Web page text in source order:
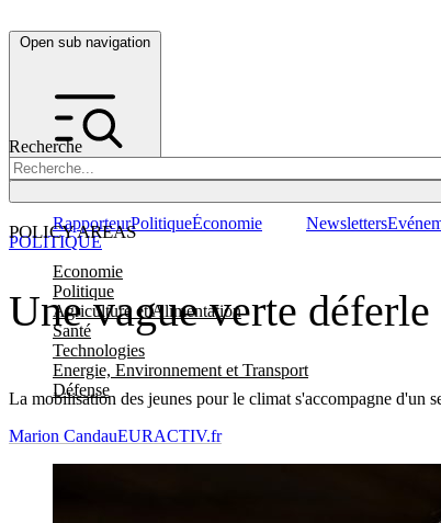
Open sub navigation
Recherche
POLICY AREAS
Economie
Politique
Agriculture et Alimentation
Santé
Technologies
Energie, Environnement et Transport
Défense
RapporteurPolitiqueÉconomie Newsletters
Une vague verte déferle
La mobilisation des jeunes pour le climat s'accompagne d'un
POLITIQUE
Marion CandauEURACTIV.fr